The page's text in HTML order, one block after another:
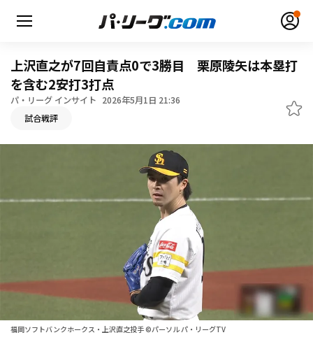
1軍公式戦
ファーム東地区
選手名鑑
選手名鑑トップ
ニュース
上沢直之が7回自責点0で3勝目 栗原陵矢は本塁打
を含む2安打3打点
パ・リーグ インサイト 2026年5月1日 21:36
試合戦評
福岡ソフトバンクホークス・上沢直之投手 ©パーソル パ・リーグTV